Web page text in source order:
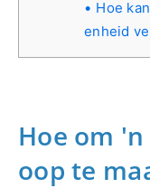
Hoe
enheid
Hoe om
oop te